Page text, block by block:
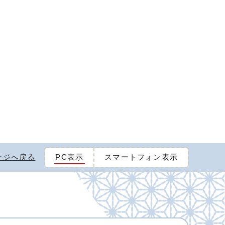
ジへ戻る PC表示 スマートフォン表示